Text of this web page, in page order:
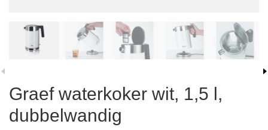
Graef waterkoker wit, 1,5 l,
dubbelwandig